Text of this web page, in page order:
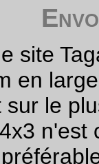
site
en
le